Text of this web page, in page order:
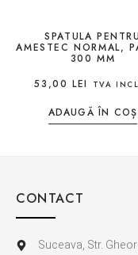
SPATULA PENTRU
AMESTEC NORMAL,
300 MM
53,00LEI TVA
ADAUGĂ ÎN COȘ
CONTACT
Suceava, Str.